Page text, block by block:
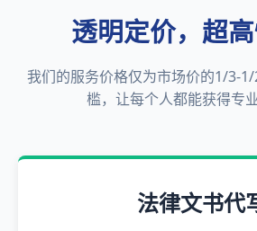
透明定价，超
我们的服务价格仅为市场价的1/3-
槛，让每个人都能获得专
法律文书代